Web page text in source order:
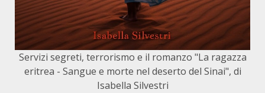
Servizi segreti, terrorismo e il romanzo "La ragazza
eritrea - Sangue e morte nel deserto del Sinai", di
Isabella Silvestri